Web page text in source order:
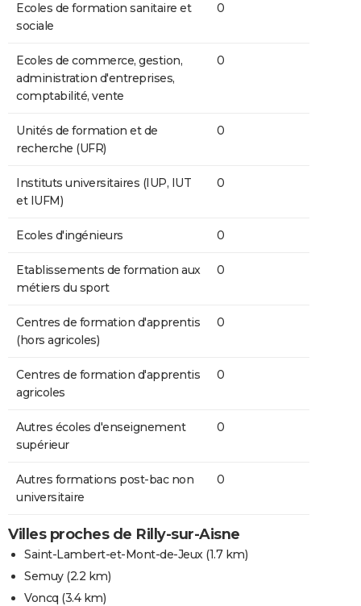
Ecoles de formation sanitaire et
sociale
0
Ecoles de commerce, gestion,
administration d'entreprises,
comptabilité, vente
0
Unités de formation et de
recherche (UFR)
0
Instituts universitaires (IUP, IUT
et IUFM)
0
Ecoles d'ingénieurs 0
Etablissements de formation aux
métiers du sport
0
Centres de formation d'apprentis
(hors agricoles)
0
Centres de formation d'apprentis
agricoles
0
Autres écoles d'enseignement
supérieur
0
Autres formations post-bac non
universitaire
0
Villes proches de Rilly-sur-Aisne
Saint-Lambert-et-Mont-de-Jeux(1.7 km)
Semuy(2.2 km)
Voncq (3.4 km)